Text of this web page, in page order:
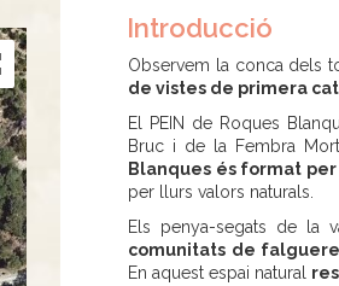
Introducció
Observem la conca dels
de vistes de primera
El PEIN de Roques
Bruc i de la Fembra
Blanques és format
per llurs valors naturals.
Els penya-segats de la
comunitats de
En aquest espai natural